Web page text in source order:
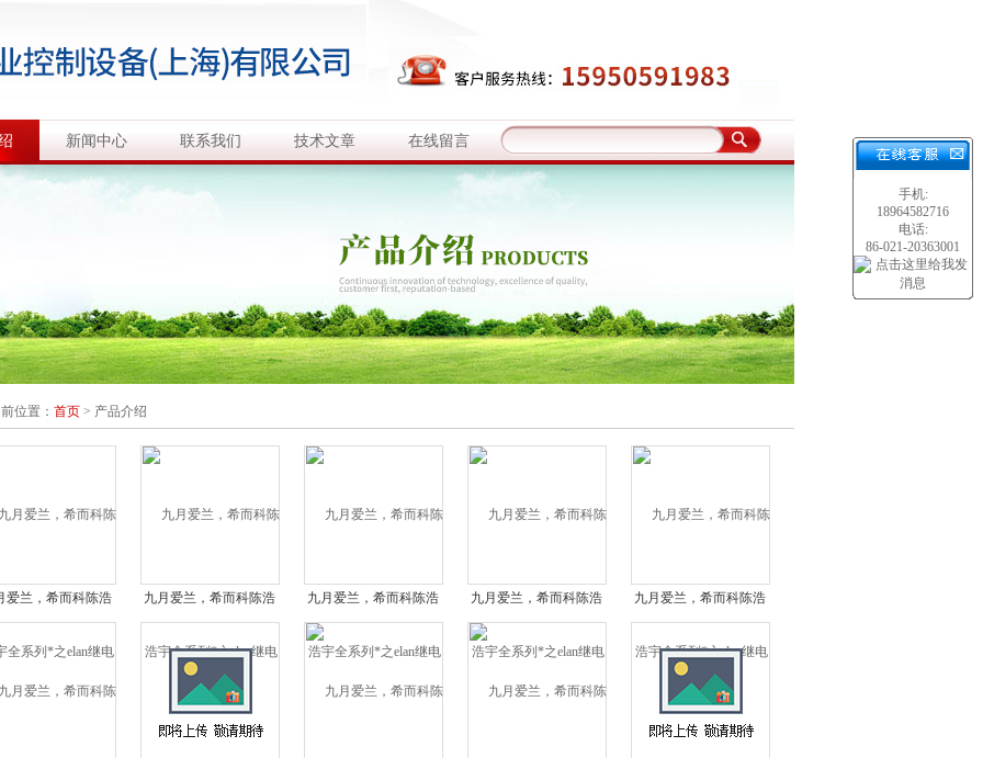
新闻中心 联系我们 技术文章 在线留言
位置： 首页 > 产品介绍
爱兰，希而科陈浩
系列*之elan继电器
第14弹
九月爱兰，希而科陈浩
宇全系列*之elan继电器
第13弹
九月爱兰，希而科陈浩
宇全系列*之elan继电器
第12弹
九月爱兰，希而科陈浩
宇全系列*之elan继电器
第11弹
九月爱兰，希而科陈浩
宇全系列*之elan继电器
第10弹
手机:
18964582716
电话:
86-021-20363001